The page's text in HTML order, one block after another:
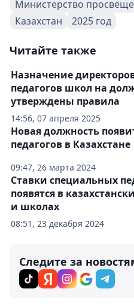
Министерство
Казахстан
2025 год
Читайте также
14:56, 07 апреля 2025
Назначение
педагогов школ на
утверждены правила
09:47, 26 марта 2024
Новая должность
педагогов в Казахстане
08:51, 23 декабря 2024
Ставки специальных
появятся в
и школах
Следите за